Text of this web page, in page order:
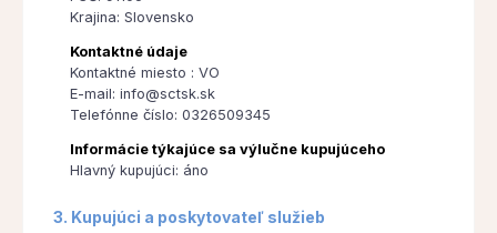
Krajina: Slovensko
Kontaktné údaje
Kontaktné miesto : VO
E-mail: info@sctsk.sk
Telefónne číslo: 0326509345
Informácie týkajúce sa výlučne kupujúceho
Hlavný kupujúci: áno
3. Kupujúci a poskytovateľ služieb